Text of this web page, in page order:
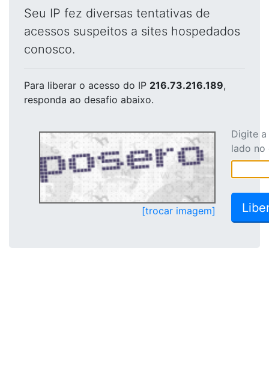
Seu IP fez diversas tentativas de
acessos suspeitos a sites hospedados
conosco.
Para liberar o acesso do IP 216.73.216.189,
responda ao desafio abaixo.
[trocar imagem]
Digite
lado no